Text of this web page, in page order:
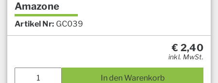
Amazone
Artikel Nr: GC039
€ 2,40
inkl. MwSt.
In den Warenkorb